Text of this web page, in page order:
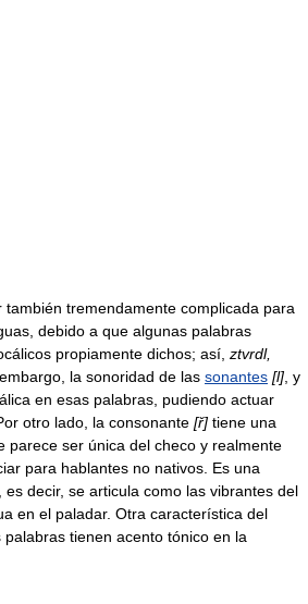
también tremendamente complicada para
debido a que algunas palabras
propiamente dichos; así, ztvrdl,
la sonoridad de las sonantes [l] , y
en esas palabras, pudiendo actuar
otro lado, la consonante [ř] tiene una
parece ser única del checo y realmente
para hablantes no nativos. Es una
decir, se articula como las vibrantes del
en el paladar. Otra característica del
tienen acento tónico en la